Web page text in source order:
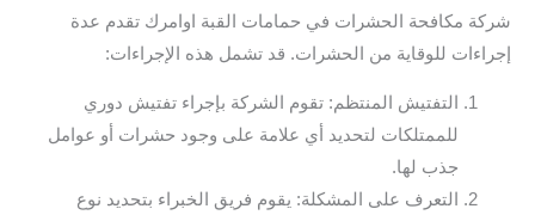
شركة مكافحة الحشرات في حمامات القبة اوامرك تقدم عدة
إجراءات للوقاية من الحشرات. قد تشمل هذه الإجراءات:
التفتيش المنتظم: تقوم الشركة بإجراء تفتيش دوري
للممتلكات لتحديد أي علامة على وجود حشرات أو عوامل
جذب لها.
التعرف على المشكلة: يقوم فريق الخبراء بتحديد نوع